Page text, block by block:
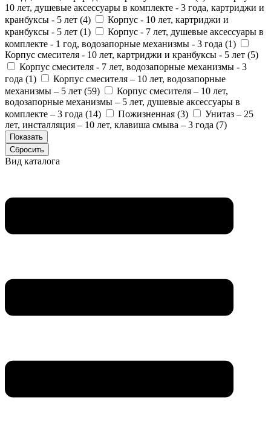
10 лет, душевые аксессуары в комплекте - 3 года, картриджи и
кранбуксы - 5 лет (4)
Корпус - 10 лет, картриджи и
кранбуксы - 5 лет (1)
Корпус - 7 лет, душевые аксессуары в
комплекте - 1 год, водозапорные механизмы - 3 года (1)
Корпус смесителя - 10 лет, картриджи и кранбуксы - 5 лет (5)
Корпус смесителя - 7 лет, водозапорные механизмы - 3
года (1)
Корпус смесителя – 10 лет, водозапорные
механизмы – 5 лет (59)
Корпус смесителя – 10 лет,
водозапорные механизмы – 5 лет, душевые аксессуары в
комплекте – 3 года (14) Пожизненная (3)
Унитаз – 25
лет, инсталляция – 10 лет, клавиша смыва – 3 года (7)
Вид каталога